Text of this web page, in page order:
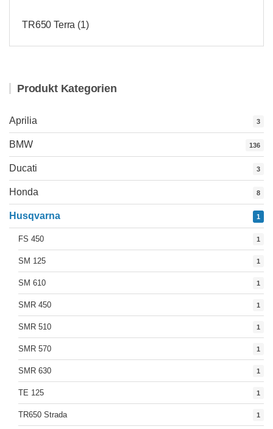
TR650 Terra (1)
Produkt Kategorien
Aprilia 3
BMW 136
Ducati 3
Honda 8
Husqvarna 1
FS 450 1
SM 125 1
SM 610 1
SMR 450 1
SMR 510 1
SMR 570 1
SMR 630 1
TE 125 1
TR650 Strada 1